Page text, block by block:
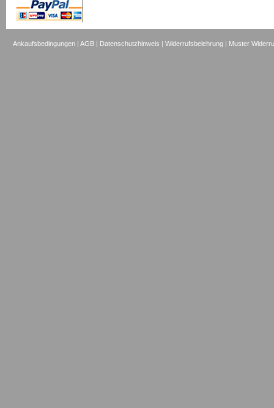
Ankaufsbedingungen |AGB | Datenschutzhinweis |Widerrufsbelehrung | Muster